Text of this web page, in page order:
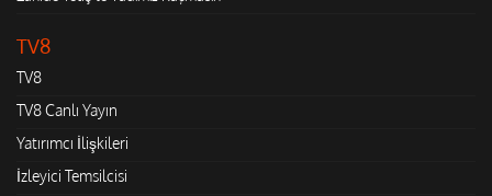
TV8
TV8
TV8 Canlı Yayın
Yatırımcı İlişkileri
İzleyici Temsilcisi